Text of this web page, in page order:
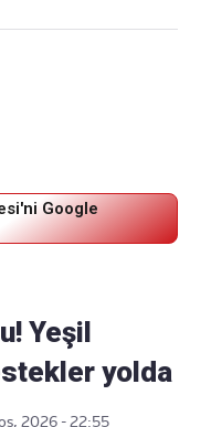
Google
Yeşil
yolda
2026 - 22:55